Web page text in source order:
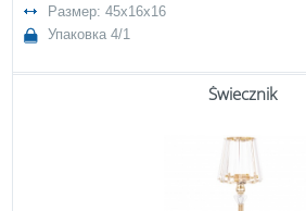
Размер: 45x16x16
Упаковка 4/1
Świecznik